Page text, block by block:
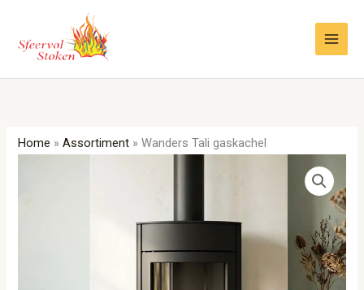
inhoud
Home »Assortiment »Wanders Tali gaskachel